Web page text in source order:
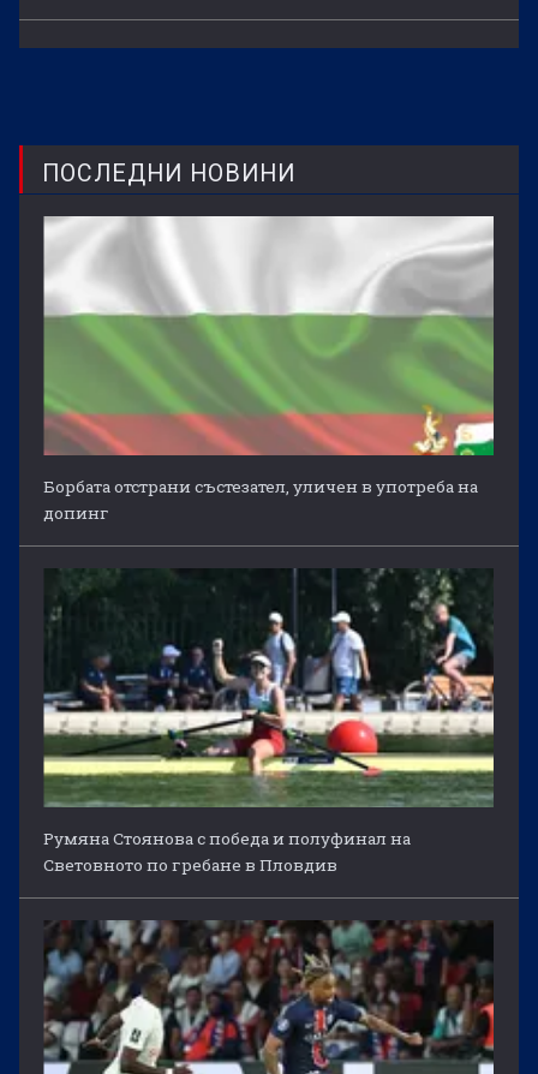
ПОСЛЕДНИ НОВИНИ
Борбата отстрани състезател, уличен в употреба на
допинг
Румяна Стоянова с победа и полуфинал на
Световното по гребане в Пловдив